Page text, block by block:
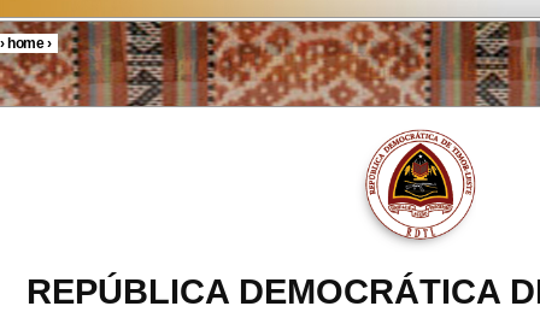
You are here
›home›
REPÚBLICA DEMOCRÁTICA